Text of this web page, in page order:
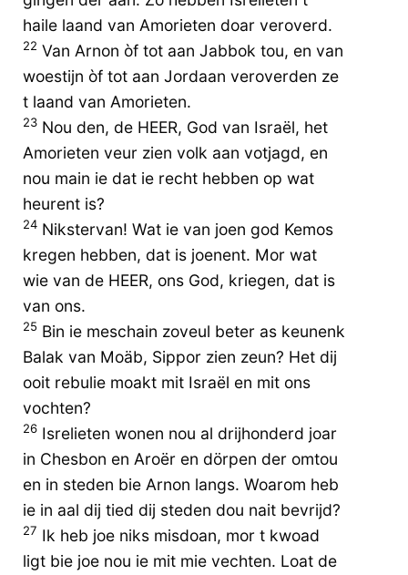
haile laand van Amorieten doar veroverd.
22 Van Arnon òf tot aan Jabbok tou, en van
woestijn òf tot aan Jordaan veroverden ze
t laand van Amorieten.
23 Nou den, de HEER, God van Israël, het
Amorieten veur zien volk aan votjagd, en
nou main ie dat ie recht hebben op wat
heurent is?
24 Nikstervan! Wat ie van joen god Kemos
kregen hebben, dat is joenent. Mor wat
wie van de HEER, ons God, kriegen, dat is
van ons.
25 Bin ie meschain zoveul beter as keunenk
Balak van Moäb, Sippor zien zeun? Het dij
ooit rebulie moakt mit Israël en mit ons
vochten?
26 Isrelieten wonen nou al drijhonderd joar
in Chesbon en Aroër en dörpen der omtou
en in steden bie Arnon langs. Woarom heb
ie in aal dij tied dij steden dou nait bevrijd?
27 Ik heb joe niks misdoan, mor t kwoad
ligt bie joe nou ie mit mie vechten. Loat de